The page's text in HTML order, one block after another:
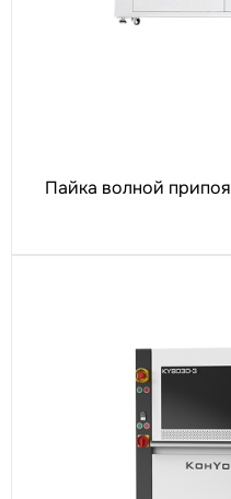
Пайка волной припоя